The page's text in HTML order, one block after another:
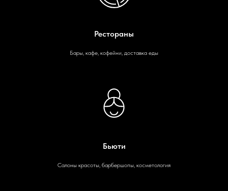
Рестораны
Бары, кафе, кофейни, доставка еды
Бьюти
Салоны красоты, барбершопы, косметология